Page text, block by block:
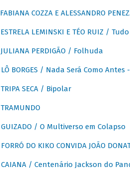
FABIANA COZZA E ALESSANDRO
ESTRELA LEMINSKI E TÉO RUIZ /
JULIANA PERDIGÃO / Folhuda
LÔ BORGES / Nada Será Como
TRIPA SECA / Bipolar
TRAMUNDO
GUIZADO / O Multiverso em Colapso
FORRÓ DO KIKO CONVIDA JOÃO
CAIANA / Centenário Jackson do